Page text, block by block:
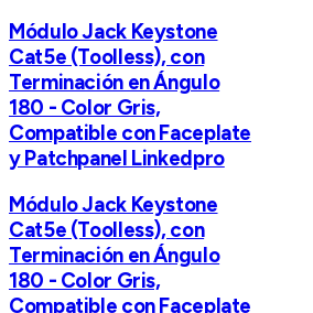
Módulo Jack Keystone
Cat5e (Toolless), con
Terminación en Ángulo
180 - Color Gris,
Compatible con Faceplate
y Patchpanel Linkedpro
Módulo Jack Keystone
Cat5e (Toolless), con
Terminación en Ángulo
180 - Color Gris,
Compatible con Faceplate